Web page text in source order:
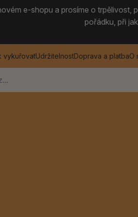
e-shopu a prosíme o
pořádku, při
vykuřovatUdržitelnostDoprava a platbaO